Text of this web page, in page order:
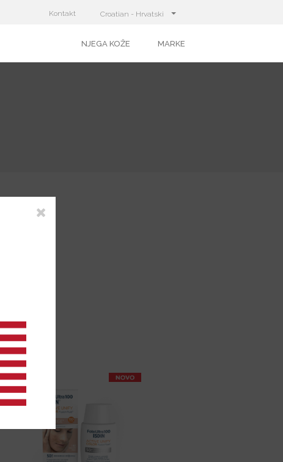
Kontakt Croatian - Hrvatski
NJEGA KOŽE MARKE